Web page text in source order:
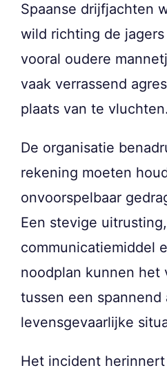
Spaanse drijfjachten
wild richting de
vooral oudere
vaak verrassend
plaats van te vluchten.
De organisatie
rekening moeten
onvoorspelbaar
Een stevige
communicatiemiddel
noodplan kunnen het
tussen een
levensgevaarlijke
Het incident